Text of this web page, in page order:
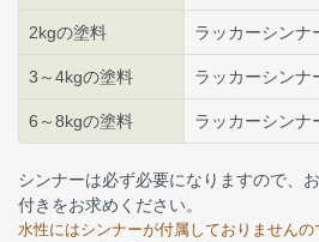
2kgの塗料 ラッカーシンナ
3～4kgの塗料 ラッカーシンナ
6～8kgの塗料 ラッカーシンナ
シンナーは必ず必要になりますので、
付きをお求めください。
水性にはシンナーが付属しておりません